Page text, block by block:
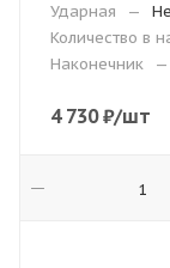
Ударная
—
Количество в
Наконечник
—
4 730₽/шт